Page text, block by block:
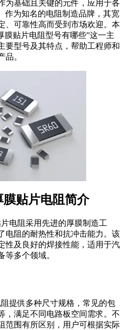
为基础且关键的元件，应用于各
作为知名的电阻制造品牌，其宽
、可靠性高而受到市场欢迎。本
膜贴片电阻型号有哪些”这一主
要型号及其特点，帮助工程师和
品。
贴片电阻简介
电阻采用先进的厚膜制造工
电阻的耐热性和抗冲击能力。该
性及良好的焊接性能，适用于汽
等多个领域。
提供多种尺寸规格，常见的包
，满足不同电路板空间需求。不
范围有所区别，用户可根据实际